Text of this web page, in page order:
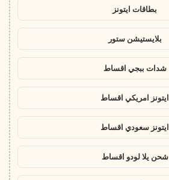
بطاقات ايتونز
بلايستيشن ستور
شدات ببجي اقساط
ايتونز امريكي اقساط
ايتونز سعودي اقساط
شحن يلا لودو اقساط